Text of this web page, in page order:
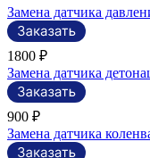
Замена датчика
1800 ₽
Замена датчика
900 ₽
Замена датчика